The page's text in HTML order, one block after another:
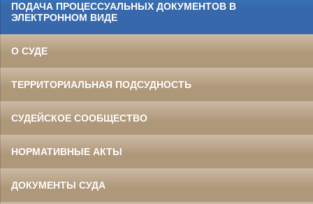
ПОДАЧА ПРОЦЕССУАЛЬНЫХ ДОКУМЕНТОВ В
ЭЛЕКТРОННОМ ВИДЕ
О СУДЕ
ТЕРРИТОРИАЛЬНАЯ ПОДСУДНОСТЬ
СУДЕЙСКОЕ СООБЩЕСТВО
НОРМАТИВНЫЕ АКТЫ
ДОКУМЕНТЫ СУДА